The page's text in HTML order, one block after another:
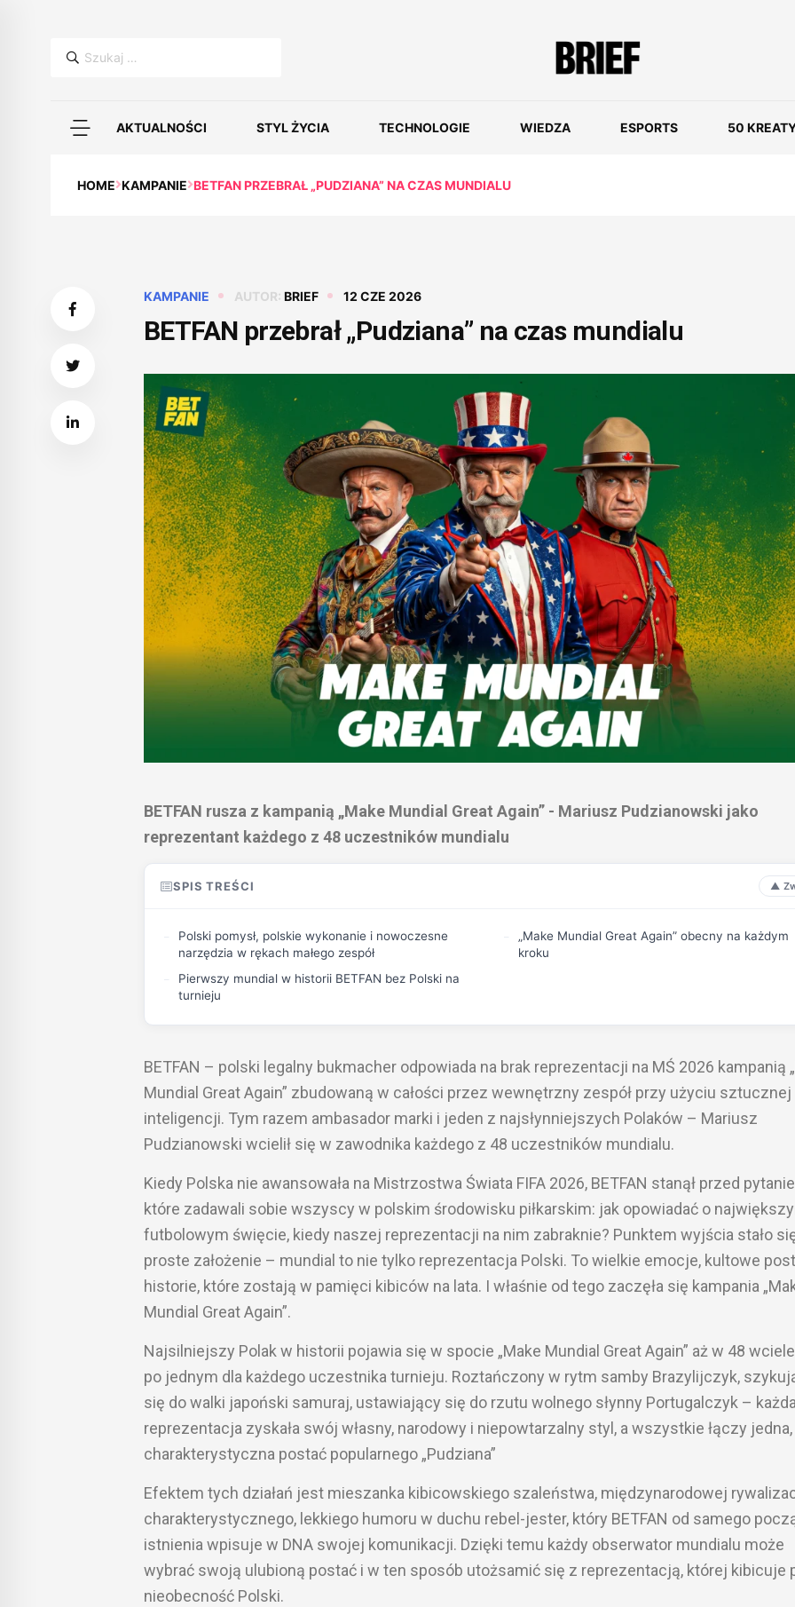
Szukaj:
AKTUALNOŚCI STYL ŻYCIA TECHNOLOGIE WIEDZA ESPORTS 50
HOME KAMPANIE BETFAN PRZEBRAŁ „PUDZIANA” NA CZAS MUNDIALU
KAMPANIE AUTOR: BRIEF 12 CZE 2026
BETFAN przebrał „Pudziana” na czas mundialu
BETFAN rusza z kampanią „Make Mundial Great Again” - Mariusz Pudzianowski jako
reprezentant każdego z 48 uczestników mundialu
SPIS TREŚCI
Polski pomysł, polskie wykonanie i nowoczesne
narzędzia w rękach małego zespół
Pierwszy mundial w historii BETFAN bez Polski na
turnieju
„Make Mundial Great Again” obecny na każdym
kroku
BETFAN – polski legalny bukmacher odpowiada na brak reprezentacji na MŚ 2026 kampanią
Mundial Great Again” zbudowaną w całości przez wewnętrzny zespół przy użyciu sztucznej
inteligencji. Tym razem ambasador marki i jeden z najsłynniejszych Polaków – Mariusz
Pudzianowski wcielił się w zawodnika każdego z 48 uczestników mundialu.
Kiedy Polska nie awansowała na Mistrzostwa Świata FIFA 2026, BETFAN stanął przed
które zadawali sobie wszyscy w polskim środowisku piłkarskim: jak opowiadać o
futbolowym święcie, kiedy naszej reprezentacji na nim zabraknie? Punktem wyjścia stało
proste założenie – mundial to nie tylko reprezentacja Polski. To wielkie emocje, kultowe
historie, które zostają w pamięci kibiców na lata. I właśnie od tego zaczęła się kampania
Mundial Great Again”.
Najsilniejszy Polak w historii pojawia się w spocie „Make Mundial Great Again” aż w 48
po jednym dla każdego uczestnika turnieju. Roztańczony w rytm samby Brazylijczyk,
się do walki japoński samuraj, ustawiający się do rzutu wolnego słynny Portugalczyk –
reprezentacja zyskała swój własny, narodowy i niepowtarzalny styl, a wszystkie łączy jedna,
charakterystyczna postać popularnego „Pudziana”
Efektem tych działań jest mieszanka kibicowskiego szaleństwa, międzynarodowej
charakterystycznego, lekkiego humoru w duchu rebel-jester, który BETFAN od samego
istnienia wpisuje w DNA swojej komunikacji. Dzięki temu każdy obserwator mundialu może
wybrać swoją ulubioną postać i w ten sposób utożsamić się z reprezentacją, której kibicuje
nieobecność Polski.